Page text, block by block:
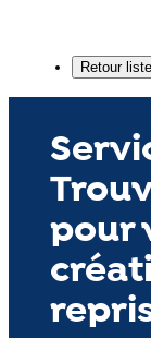
pour